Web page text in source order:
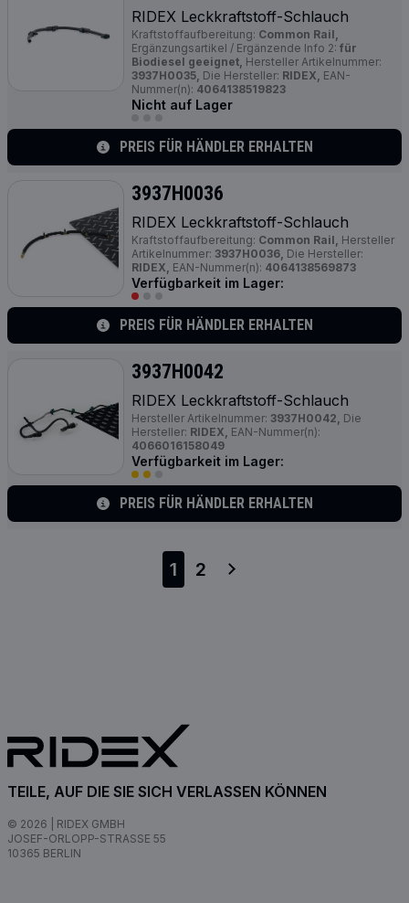
RIDEX Leckkraftstoff-Schlauch
Kraftstoffaufbereitung: Common Rail,
Ergänzungsartikel / Ergänzende Info 2: für
Biodiesel geeignet, Hersteller Artikelnummer:
3937H0035, Die Hersteller: RIDEX, EAN-
Nummer(n): 4064138519823
Nicht auf Lager
PREIS FÜR HÄNDLER ERHALTEN
3937H0036
RIDEX Leckkraftstoff-Schlauch
Kraftstoffaufbereitung: Common Rail, Hersteller
Artikelnummer: 3937H0036, Die Hersteller:
RIDEX, EAN-Nummer(n): 4064138569873
Verfügbarkeit im Lager:
PREIS FÜR HÄNDLER ERHALTEN
3937H0042
RIDEX Leckkraftstoff-Schlauch
Hersteller Artikelnummer: 3937H0042, Die
Hersteller: RIDEX, EAN-Nummer(n):
4066016158049
Verfügbarkeit im Lager:
PREIS FÜR HÄNDLER ERHALTEN
1 2
TEILE, AUF DIE SIE SICH VERLASSEN KÖNNEN
© 2026 | RIDEX GMBH
JOSEF-ORLOPP-STRASSE 55
10365 BERLIN